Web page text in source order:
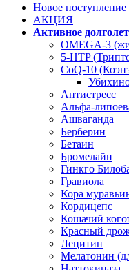
Новое поступление
АКЦИЯ
Активное
OMEGA-3
5-HTP
CoQ-10
Антистресс
Альфа-
Ашваганда
Берберин
Бетаин
Бромелайн
Гинкго
Гравиола
Кора
Кордицепс
Кошачий
Красный
Лецитин
Мелатонин